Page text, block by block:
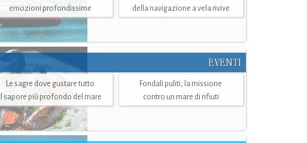
emozioni profondissime
della navigazione a vela rivive
EVENTI
Le sagre dove gustare tutto
il sapore più profondo del mare
Fondali puliti, la missione
contro un mare di rifiuti